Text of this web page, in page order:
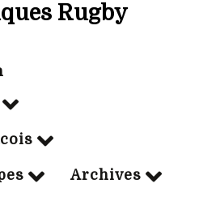
Rugby
Archives